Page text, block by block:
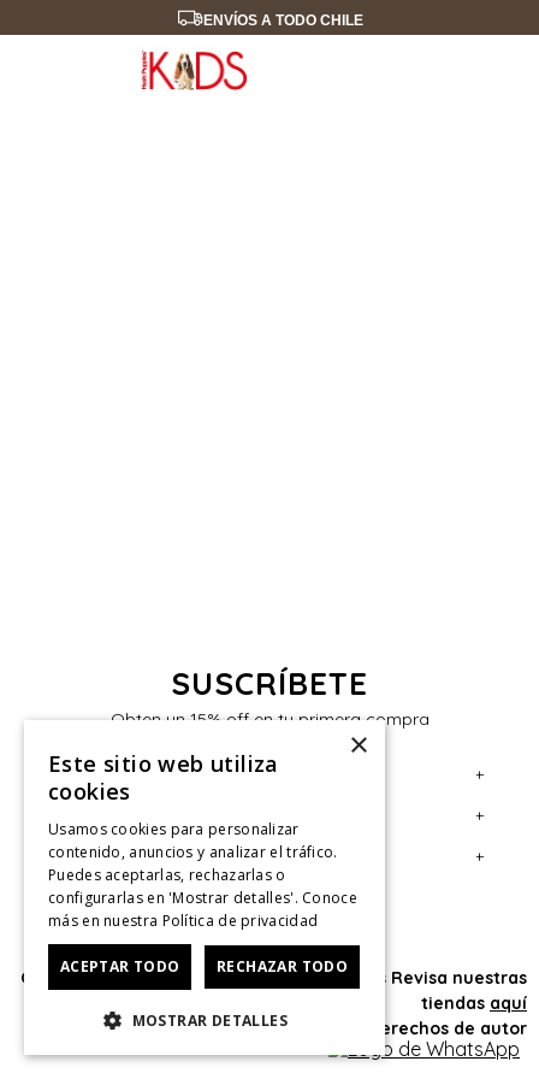
ENVÍOS A TODO CHILE
SUSCRÍBETE
Obten un 15% off en tu primera compra
Servicio al Consumidor +
Centro de Ayuda
Contáctanos
Giftcard
Retiro en tienda
CyberMonday
CyberDay
+
Términos y Condiciones
Políticas de Despacho
Cambios, Retracto y Garantía
Política de Privacidad de Marketing
Cuenta +
Mi Cuenta
Sigue tu compra
¿Dónde viene mi compra?
Ver Boleta / Ticket de cambio
Oficina: Av. Las Condes #11281 - Las Condes Revisa nuestras
tiendas aquí
© 2025 HushPuppies Kids derechos de autor
×
Este sitio web utiliza
cookies
Usamos cookies para personalizar
contenido, anuncios y analizar el tráfico.
Puedes aceptarlas, rechazarlas o
configurarlas en 'Mostrar detalles'. Conoce
más en nuestra Política de privacidad
ACEPTAR TODO RECHAZAR TODO
MOSTRAR DETALLES